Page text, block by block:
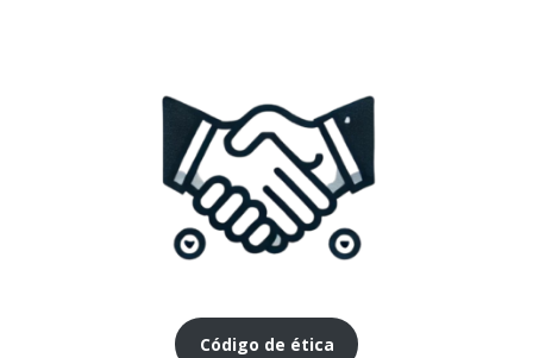
Código de ética